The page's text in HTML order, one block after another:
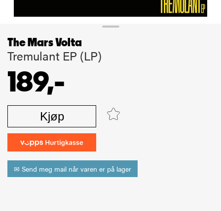
The Mars Volta
Tremulant EP (LP)
189,-
Kjøp
✉ Send meg mail når varen er på lager